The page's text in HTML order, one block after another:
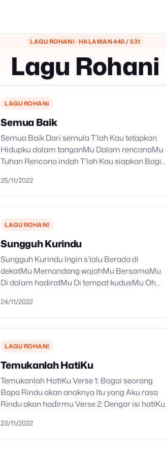
LAGU ROHANI · HALAMAN 440 / 531
Lagu Rohani
LAGU ROHANI
Semua Baik
Semua Baik Dari semula T’lah Kau tetapkan
Hidupku dalam tanganMu Dalam rencanaMu
Tuhan Rencana indah T’lah Kau siapkan Bagi
baik, s’mua baik Apa yang t’lah Kau…
25/11/2022
LAGU ROHANI
Sungguh Kurindu
Sungguh Kurindu Ingin s’lalu Berada di
dekatMu Memandang wajahMu BersamaMu
Di dalam hadiratMu Di tempat kudusMu Oh
Sungguh kurindu Oh sungguh kurindu Cari
wajahMu setiap hari…
24/11/2022
LAGU ROHANI
Temukanlah HatiKu
Temukanlah HatiKu Verse 1: Bagai seorang
Bapa Rindu akan anaknya Itu yang Aku rasa
Rindu akan hadirmu Verse 2: Dengar isi hatiKu
Mendekatlah anakKu DamaiKu…
23/11/2022